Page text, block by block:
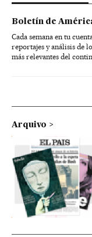
Boletín de
Cada semana en tu
reportajes y análisis de
más relevantes del
Arquivo